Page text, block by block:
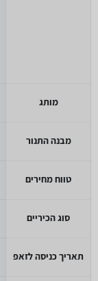
מותג
מבנה התנור
טווח מחירים
סוג הכיריים
תאריך כניסה לזאפ